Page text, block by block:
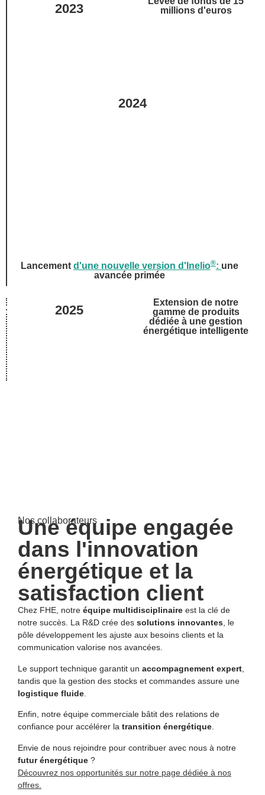
2023
millions d'euros
2024
Lancement d'une nouvelle version d'Inelio®: une
avancée primée
2025
Extension de notre
gamme de produits
dédiée à une gestion
énergétique intelligente
Nos collaborateurs
Une équipe engagée
dans l'innovation
énergétique et la
satisfaction client
Chez FHE, notre équipe multidisciplinaire est la clé de
notre succès. La R&D crée des solutions innovantes, le
pôle développement les ajuste aux besoins clients et la
communication valorise nos avancées.
Le support technique garantit un accompagnement expert
tandis que la gestion des stocks et commandes assure une
logistique fluide
Enfin, notre équipe commerciale bâtit des relations de
confiance pour accélérer la transition énergétique
Envie de nous rejoindre pour contribuer avec nous à notre
futur énergétique ?
Découvrez nos opportunités sur notre page dédiée à nos
offres.